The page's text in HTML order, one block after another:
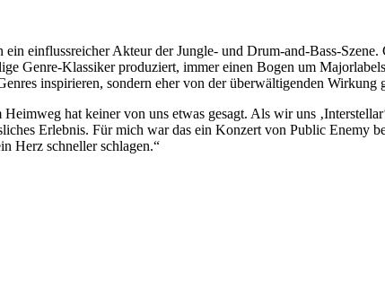
einflussreicher Akteur der Jungle- und Drum-and-Bass-
Genre-Klassiker produziert, immer einen Bogen um
inspirieren, sondern eher von der überwältigenden
hat keiner von uns etwas gesagt. Als wir uns
Erlebnis. Für mich war das ein Konzert von Public Enemy
Herz schneller schlagen.“